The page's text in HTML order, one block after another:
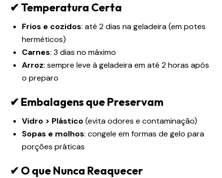
✔ Temperatura Certa
Frios e cozidos: até 2 dias na geladeira (em potes
herméticos)
Carnes: 3 dias no máximo
Arroz: sempre leve à geladeira em até 2 horas após
o preparo
✔ Embalagens que Preservam
Vidro > Plástico(evita odores e contaminação)
Sopas e molhos: congele em formas de gelo para
porções práticas
✔ O que Nunca Reaquecer